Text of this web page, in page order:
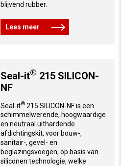
blijvend rubber.
Lees meer
Seal-it® 215 SILICON-
NF
Seal-it®215 SILICON-NF is een
schimmelwerende, hoogwaardige
en neutraal uithardende
afdichtingskit, voor bouw-,
sanitair-, gevel- en
beglazingsvoegen, op basis van
siliconen technologie, welke